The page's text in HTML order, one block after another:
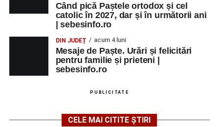
Când pică Paștele ortodox și cel
catolic în 2027, dar și în următorii ani
| sebesinfo.ro
DIN JUDEȚ acum 4 luni
Mesaje de Paște. Urări și felicitări
pentru familie și prieteni |
sebesinfo.ro
PUBLICITATE
CELE MAI CITITE ȘTIRI